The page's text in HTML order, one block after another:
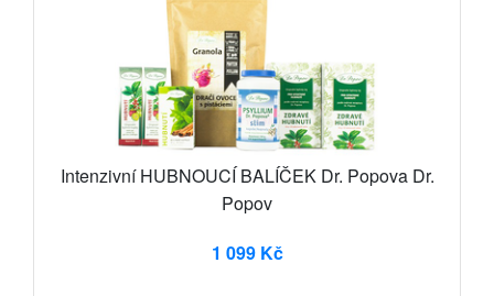
Intenzivní HUBNOUCÍ BALÍČEK Dr. Popova Dr.
Popov
1 099 Kč